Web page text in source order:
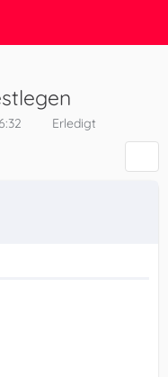
Erledigt